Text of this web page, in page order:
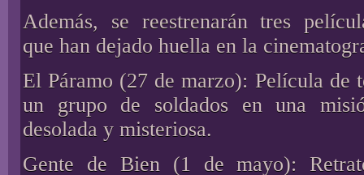
Además, se reestrenarán tres
que han dejado huella en la
El Páramo (27 de marzo): Película de
un grupo de soldados en una
desolada y misteriosa.
Gente de Bien (1 de mayo):